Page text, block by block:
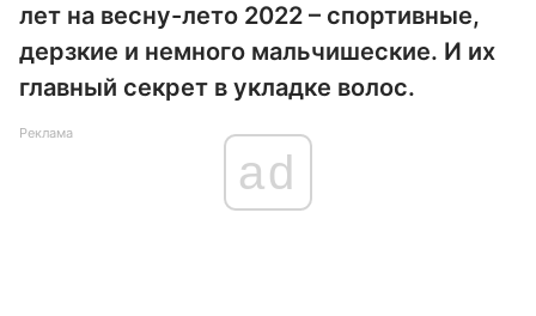
лет на весну-лето 2022 – спортивные,
дерзкие и немного мальчишеские. И их
главный секрет в укладке волос.
Реклама
ad